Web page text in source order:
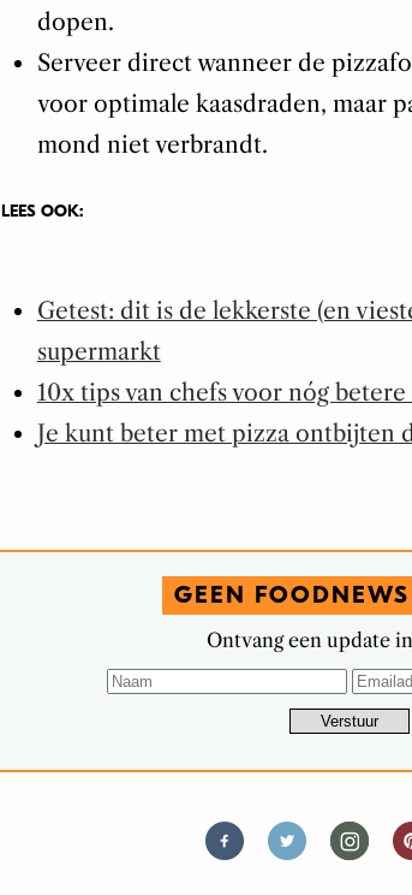
dopen.
Serveer direct wanneer de
voor optimale kaasdraden, maar
mond niet verbrandt.
LEES OOK:
Getest: dit is de lekkerste (en
supermarkt
10x tips van chefs voor nóg
Je kunt beter met pizza ontbijten
GEEN
Ontvang een update